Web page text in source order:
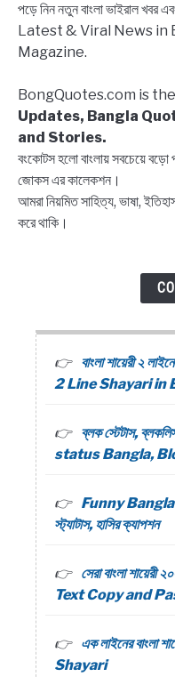
Bangla,
Block
list
Quotes
পড়ে নিন নতুন বাংলা ভাইরাল খবর
Latest & Viral News in
Magazine.
BongQuotes.com is
Updates, Bangla
and Stories.
বংকোটস হলো বাংলায় সবচেয়ে বড়ো
জোকস এর কালেকশন।
আমরা নিয়মিত সাহিত্য, ভাষা,
করে থাকি।
বাংলা শায়েরী ২
2 Line Shayari in
ব্লক স্টেটাস,
status Bangla,
Funny Bangla
স্ট্যাটাস, হাসির ক্যাপশন
সেরা বাংলা
Text Copy and
এক লাইনের বাংলা
Shayari